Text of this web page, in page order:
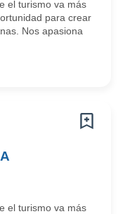
el turismo va más
para crear
Nos apasiona
el turismo va más